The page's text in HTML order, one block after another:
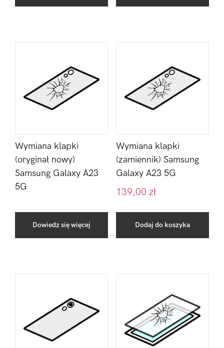
Wymiana klapki
(oryginał nowy)
Samsung Galaxy A23
5G
Dowiedz się więcej
Wymiana klapki
(zamiennik) Samsung
Galaxy A23 5G
139,00 zł
Dodaj do koszyka